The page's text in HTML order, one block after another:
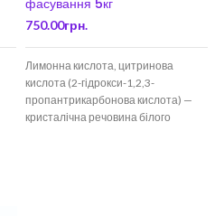
750.00грн.
Лимонна кислота, цитринова
кислота (2-гідрокси-1,2,3-
пропантрикарбонова кислота) —
кристалічна речовина білого